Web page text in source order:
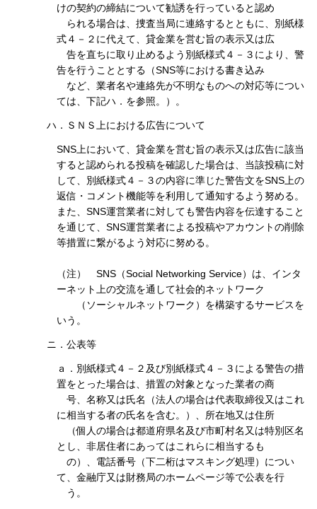
けの契約の締結について勧誘を行っていると認め
られる場合は、捜査当局に連絡するとともに、別紙様
式４－２に代えて、貸金業を営む旨の表示又は広
告を直ちに取り止めるよう別紙様式４－３により、警
告を行うこととする（SNS等における書き込み
など、業者名や連絡先が不明なものへの対応等につい
ては、下記ハ．を参照。）。
ハ．ＳＮＳ上における広告について
SNS上において、貸金業を営む旨の表示又は広告に該当
すると認められる投稿を確認した場合は、当該投稿に対
して、別紙様式４－３の内容に準じた警告文をSNS上の
返信・コメント機能等を利用して通知するよう努める。
また、SNS運営業者に対しても警告内容を伝達すること
を通じて、SNS運営業者による投稿やアカウントの削除
等措置に繋がるよう対応に努める。
（注） SNS（Social Networking Service）は、インタ
ーネット上の交流を通して社会的ネットワーク
（ソーシャルネットワーク）を構築するサービスを
いう。
ニ．公表等
ａ．別紙様式４－２及び別紙様式４－３による警告の措
置をとった場合は、措置の対象となった業者の商
号、名称又は氏名（法人の場合は代表取締役又はこれ
に相当する者の氏名を含む。）、所在地又は住所
（個人の場合は都道府県名及び市町村名又は特別区名
とし、非居住者にあってはこれらに相当するも
の）、電話番号（下二桁はマスキング処理）につい
て、金融庁又は財務局のホームページ等で公表を行
う。